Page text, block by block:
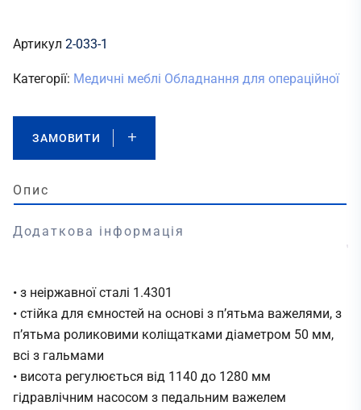
Артикул 2-033-1
Категорії: Медичні меблі Обладнання для операційної
ЗАМОВИТИ
Опис
Додаткова інформація
• з неіржавної сталі 1.4301
• стійка для ємностей на основі з п’ятьма важелями, з
п’ятьма роликовими коліщатками діаметром 50 мм,
всі з гальмами
• висота регулюється від 1140 до 1280 мм
гідравлічним насосом з педальним важелем